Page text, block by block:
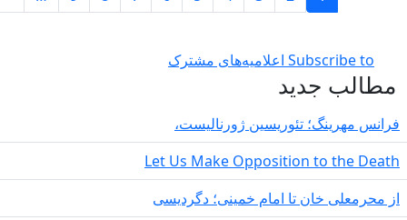
»
page
تئوریسین ژورنالیست،
Let Us Make Opposition
تا امام خمینی؛ دگردیسی